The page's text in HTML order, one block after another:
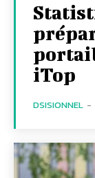
iTop
DSISIONNEL -